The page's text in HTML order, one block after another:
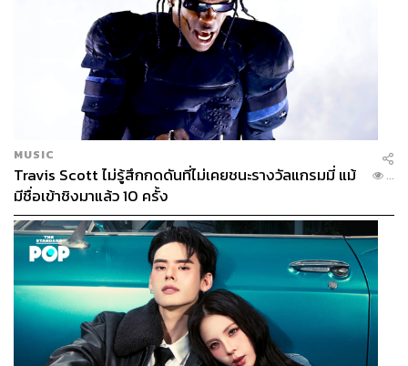
MUSIC
Travis Scott ไม่รู้สึกกดดันที่ไม่เคยชนะรางวัลแกรมมี่ แม้
มีชื่อเข้าชิงมาแล้ว 10 ครั้ง
...